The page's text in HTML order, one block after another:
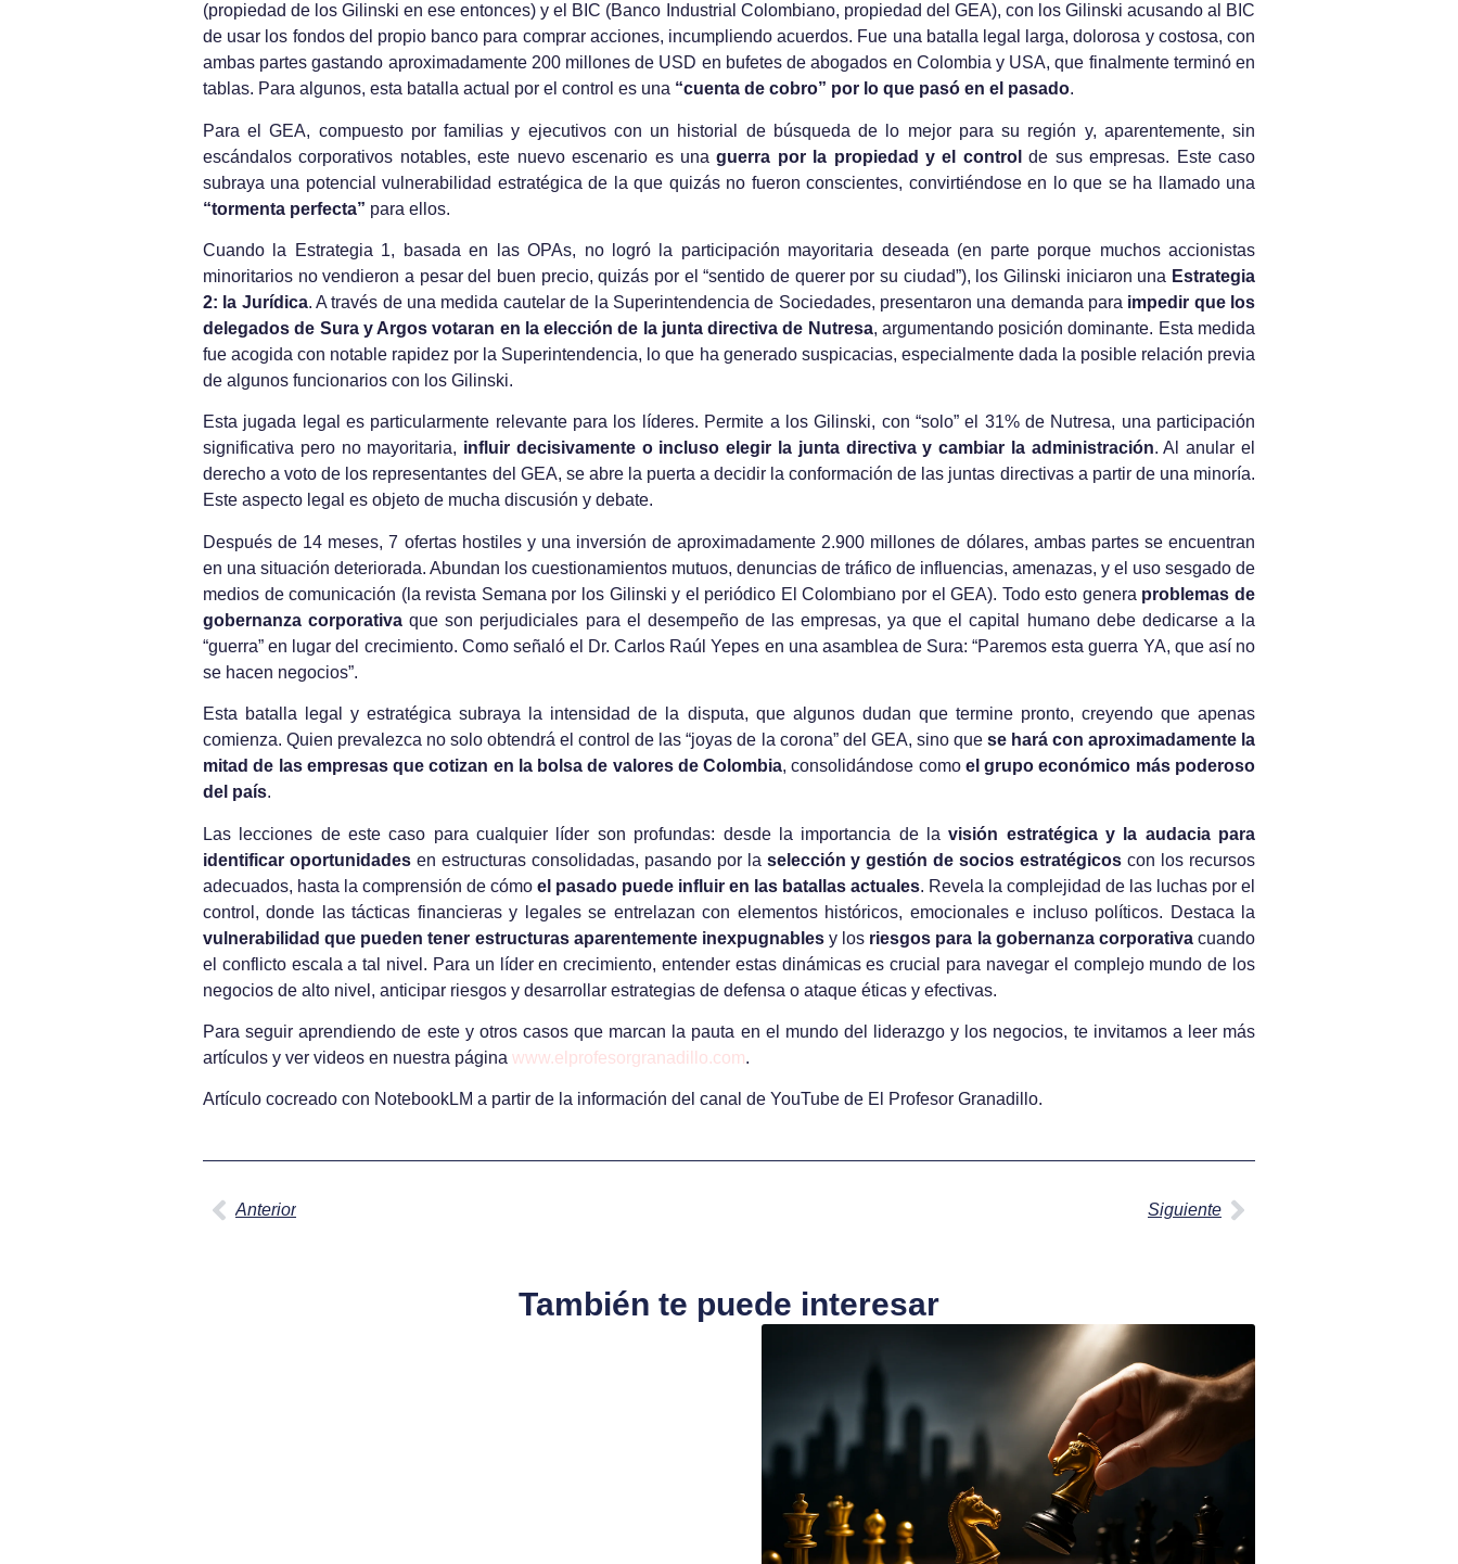
(propiedad de los Gilinski en ese entonces) y el BIC (Banco Industrial Colombiano, propiedad del GEA), con los Gilinski acusando al BIC
de usar los fondos del propio banco para comprar acciones, incumpliendo acuerdos. Fue una batalla legal larga, dolorosa y costosa, con
ambas partes gastando aproximadamente 200 millones de USD en bufetes de abogados en Colombia y USA, que finalmente terminó en
tablas. Para algunos, esta batalla actual por el control es una “cuenta de cobro” por lo que pasó en el pasado.
Para el GEA, compuesto por familias y ejecutivos con un historial de búsqueda de lo mejor para su región y, aparentemente, sin
escándalos corporativos notables, este nuevo escenario es unaguerra por la propiedad y el control de sus empresas. Este caso
subraya una potencial vulnerabilidad estratégica de la que quizás no fueron conscientes, convirtiéndose en lo que se ha llamado una
“tormenta perfecta” para ellos.
Cuando la Estrategia 1, basada en las OPAs, no logró la participación mayoritaria deseada (en parte porque muchos accionistas
minoritarios no vendieron a pesar del buen precio, quizás por el “sentido de querer por su ciudad”), los Gilinski iniciaron una Estrategia
2: la Jurídica. A través de una medida cautelar de la Superintendencia de Sociedades, presentaron una demanda para impedir que los
delegados de Sura y Argos votaran en la elección de la junta directiva de Nutresa, argumentando posición dominante. Esta medida
fue acogida con notable rapidez por la Superintendencia, lo que ha generado suspicacias, especialmente dada la posible relación previa
de algunos funcionarios con los Gilinski.
Esta jugada legal es particularmente relevante para los líderes. Permite a los Gilinski, con “solo” el 31% de Nutresa, una participación
significativa pero no mayoritaria, influir decisivamente o incluso elegir la junta directiva y cambiar la administración. Al anular el
derecho a voto de los representantes del GEA, se abre la puerta a decidir la conformación de las juntas directivas a partir de una minoría.
Este aspecto legal es objeto de mucha discusión y debate.
Después de 14 meses, 7 ofertas hostiles y una inversión de aproximadamente 2.900 millones de dólares, ambas partes se encuentran
en una situación deteriorada. Abundan los cuestionamientos mutuos, denuncias de tráfico de influencias, amenazas, y el uso sesgado de
medios de comunicación (la revista Semana por los Gilinski y el periódico El Colombiano por el GEA). Todo esto genera problemas de
gobernanza corporativa que son perjudiciales para el desempeño de las empresas, ya que el capital humano debe dedicarse a la
“guerra” en lugar del crecimiento. Como señaló el Dr. Carlos Raúl Yepes en una asamblea de Sura: “Paremos esta guerra YA, que así no
se hacen negocios”.
Esta batalla legal y estratégica subraya la intensidad de la disputa, que algunos dudan que termine pronto, creyendo que apenas
comienza. Quien prevalezca no solo obtendrá el control de las “joyas de la corona” del GEA, sino que se hará con aproximadamente la
mitad de las empresas que cotizan en la bolsa de valores de Colombia, consolidándose como el grupo económico más poderoso
del país.
Las lecciones de este caso para cualquier líder son profundas: desde la importancia de lavisión estratégica y la audacia para
identificar oportunidadesen estructuras consolidadas, pasando por la selección y gestión de socios estratégicos con los recursos
adecuados, hasta la comprensión de cómo el pasado puede influir en las batallas actuales. Revela la complejidad de las luchas por el
control, donde las tácticas financieras y legales se entrelazan con elementos históricos, emocionales e incluso políticos. Destaca la
vulnerabilidad que pueden tener estructuras aparentemente inexpugnablesy los riesgos para la gobernanza corporativacuando
el conflicto escala a tal nivel. Para un líder en crecimiento, entender estas dinámicas es crucial para navegar el complejo mundo de los
negocios de alto nivel, anticipar riesgos y desarrollar estrategias de defensa o ataque éticas y efectivas.
Para seguir aprendiendo de este y otros casos que marcan la pauta en el mundo del liderazgo y los negocios, te invitamos a leer más
artículos y ver videos en nuestra página www.elprofesorgranadillo.com.
Artículo cocreado con NotebookLM a partir de la información del canal de YouTube de El Profesor Granadillo.
Anterior Siguiente
También te puede interesar